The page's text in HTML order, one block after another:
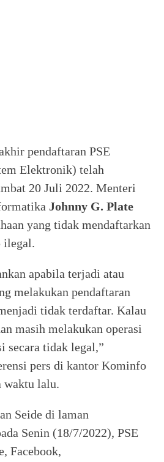
pendaftaran PSE
Elektronik) telah
20 Juli 2022. Menteri
Johnny G. Plate
yang tidak mendaftarkan
ilegal.
apabila terjadi atau
melakukan pendaftaran
tidak terdaftar. Kalau
masih melakukan operasi
secara tidak legal,”
pers di kantor Kominfo
waktu lalu.
Seide di laman
Senin (18/7/2022), PSE
Facebook,